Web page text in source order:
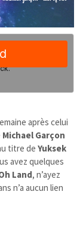
après celui
Michael Garçon
titre de Yuksek
avez quelques
Land, n’ayez
n’a aucun lien